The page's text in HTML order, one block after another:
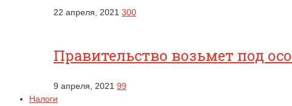
22 апреля, 2021 300
Правительство возьмет под
9 апреля, 2021 99
Налоги